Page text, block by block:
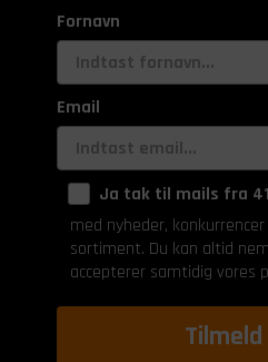
Fornavn
Email
Ja tak til mails fra
med nyheder,
sortiment. Du kan altid
accepterer samtidig vores